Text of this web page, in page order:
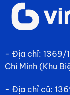
- Địa chỉ: 1369/
Chí Minh (Khu
- Địa chỉ cũ: